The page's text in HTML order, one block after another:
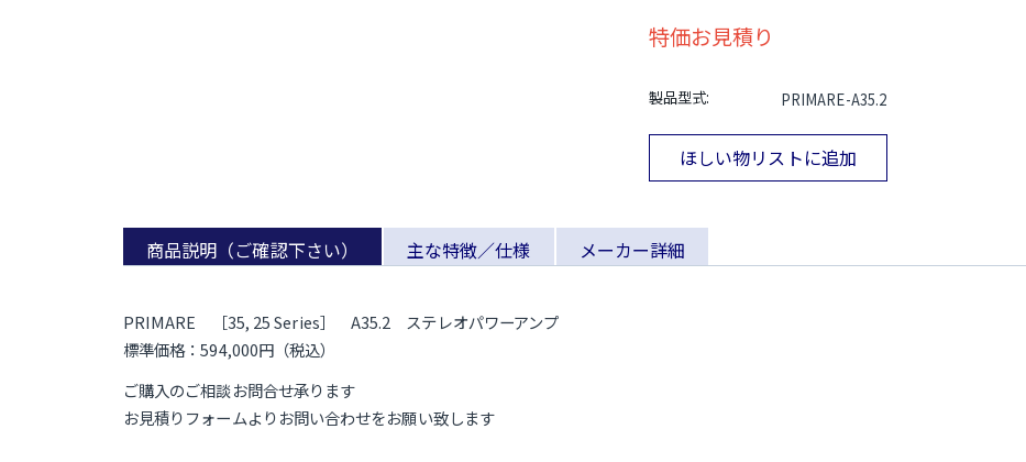
特価お見積り
製品型式: PRIMARE-A35.2
ほしい物リストに追加
商品説明（ご確認下さい） 主な特徴／仕様 メーカー詳細
PRIMARE ［35, 25 Series］ A35.2 ステレオパワーアンプ
標準価格：594,000円（税込）
ご購入のご相談お問合せ承ります
お見積りフォームよりお問い合わせをお願い致します